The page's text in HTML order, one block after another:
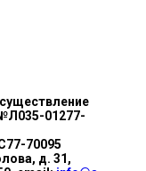
01277-
70095
д. 31,